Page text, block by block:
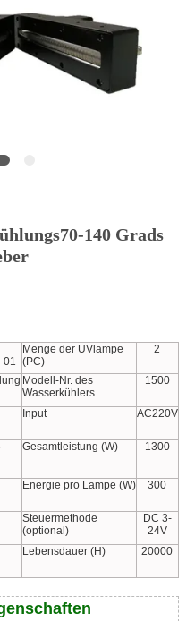
140 Grads
01
Menge der UVlampe
(PC)
2
Modell-Nr. des
Wasserkühlers
1500
Input AC220V
Gesamtleistung (W) 1300
Energie pro Lampe (W) 300
Steuermethode
(optional)
DC 3-
24V
Lebensdauer (H) 20000